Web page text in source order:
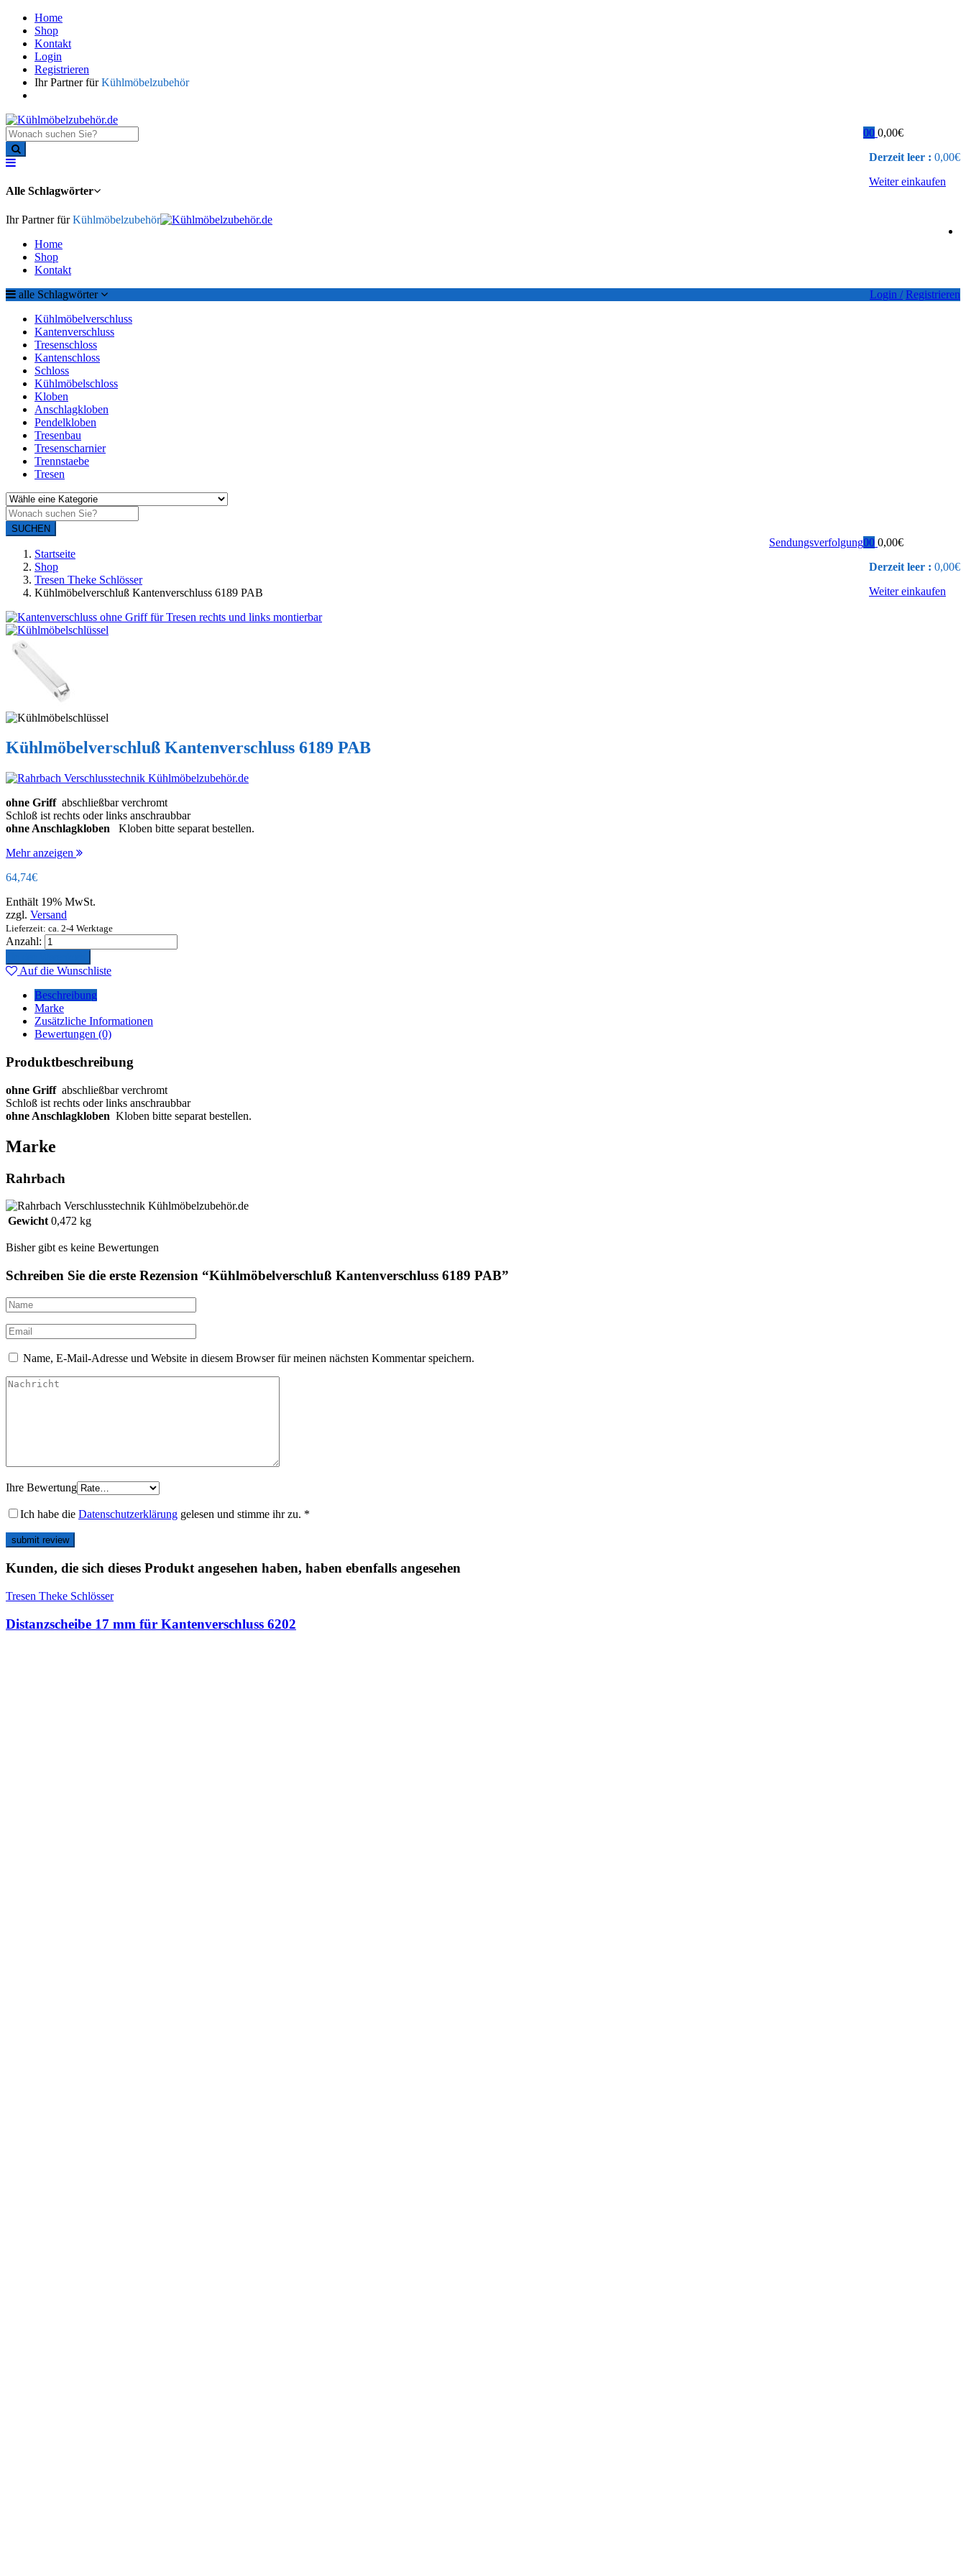
Home
Shop
Kontakt
Login
Registrieren
Ihr Partner fürKühlmöbelzubehör
0 0,00€
Derzeit leer : 0,00€
Weiter einkaufen
0
Alle Schlagwörter
Ihr Partner fürKühlmöbelzubehör
Home
Shop
Kontakt
Login / Registrieren
alle Schlagwörter
Kühlmöbelverschluss
Kantenverschluss
Tresenschloss
Kantenschloss
Schloss
Kühlmöbelschloss
Kloben
Anschlagkloben
Pendelkloben
Tresenbau
Tresenscharnier
Trennstaebe
Tresen
SUCHEN
0 0,00€
Derzeit leer : 0,00€
Weiter einkaufen
0
Sendungsverfolgung
Startseite
Shop
Tresen Theke Schlösser
Kühlmöbelverschluß Kantenverschluss 6189 PAB
Kühlmöbelverschluß Kantenverschluss 6189 PAB
ohne Griff abschließbar verchromt
Schloß ist rechts oder links anschraubbar
ohne Anschlagkloben
Kloben bitte separat bestellen.
Mehr anzeigen
64,74€
Enthält 19% MwSt.
zzgl. Versand
Lieferzeit: ca. 2-4 Werktage
Anzahl:
Auf die Wunschliste
Beschreibung
Marke
Zusätzliche Informationen
Bewertungen (0)
Produktbeschreibung
ohne Griff abschließbar verchromt
Schloß ist rechts oder links anschraubbar
ohne Anschlagkloben Kloben bitte separat bestellen.
Marke
Rahrbach
Gewicht 0,472 kg
Bisher gibt es keine Bewertungen
Schreiben Sie die erste Rezension “Kühlmöbelverschluß Kantenverschluss 6189 PAB”
Name, E-Mail-Adresse und Website in diesem Browser für meinen nächsten Kommentar speichern.
Ihre Bewertung
Ich habe die Datenschutzerklärung gelesen und stimme ihr zu. *
Kunden, die sich dieses Produkt angesehen haben, haben ebenfalls angesehen
Tresen Theke Schlösser
Distanzscheibe 17 mm für Kantenverschluss 6202